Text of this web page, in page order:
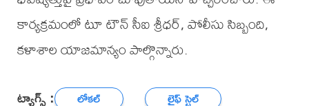
కార్యక్రమంలో టూ టౌన్ సీఐ శ్రీధర్, పోలీసు సిబ్బంది,
కళాశాల యాజమాన్యం పాల్గొన్నారు.
ట్యాగ్స్ : లోకల్ లైఫ్ స్టైల్